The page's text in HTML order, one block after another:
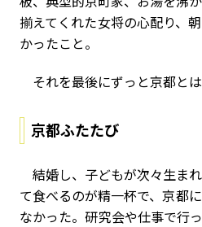
揃えてくれた女将の心配り、
かったこと。
それを最後にずっと京都とは
京都ふたたび
結婚し、子どもが次々生ま
て食べるのが精一杯で、京都
なかった。研究会や仕事で行